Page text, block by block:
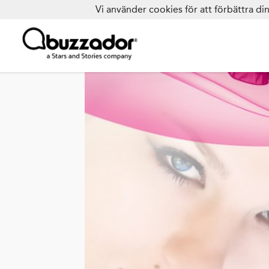
Vi använder cookies för att förbättra